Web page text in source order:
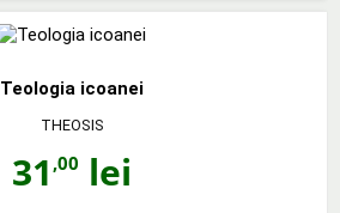
Teologia icoanei
THEOSIS
31 ,00 lei